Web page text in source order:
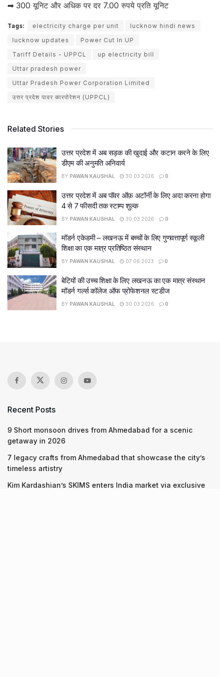
➡ 300 यूनिट और अधिक पर दर 7.00 रुपये प्रति यूनिट
Tags: electricity charge per unit
lucknow hindi news
lucknow updates
Power Cut In UP
Tariff Details - UPPCL
up electricity bill
Uttar pradesh power
Uttar Pradesh Power Corporation Limited
उत्तर प्रदेश पावर कारपोरेशन (UPPCL)
Related Stories
उत्तर प्रदेश में अब सड़क की खुदाई और कटान करने के लिए
डीएम की अनुमति अनिवार्य
BY PAWAN KAUSHAL 30.03.2026 0
उत्तर प्रदेश में अब पॉवर ऑफ़ अटॉर्नी के लिए अदा करना होगा
4 से 7 फीसदी तक स्टाम्प शुल्क
BY PAWAN KAUSHAL 30.03.2026 0
मॉडर्न एकेडमी – लखनऊ में बच्चों के लिए गुणवत्तापूर्ण स्कूली
शिक्षा का एक मात्र प्रतिष्ठित संस्थान
BY PAWAN KAUSHAL 07.06.2023 0
बेटियों की उच्च शिक्षा के लिए लखनऊ का एक मात्र संस्थान
मॉडर्न गर्ल्स कॉलेज ऑफ प्रोफेशनल स्टडीज
BY PAWAN KAUSHAL 30.03.2026 0
Recent Posts
9 Short monsoon drives from Ahmedabad for a scenic
getaway in 2026
7 legacy crafts from Ahmedabad that showcase the city’s
timeless artistry
Kim Kardashian’s SKIMS enters India market via exclusive